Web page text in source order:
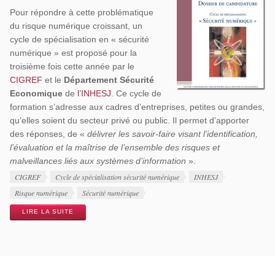
Pour répondre à cette problématique
du risque numérique croissant, un
cycle de spécialisation en « sécurité
numérique » est proposé pour la
troisième fois cette année par le
CIGREF et le Département Sécurité
Economiquede l’INHESJ. Ce cycle de
formation s’adresse aux cadres d’entreprises, petites ou grandes,
qu’elles soient du secteur privé ou public. Il permet d’apporter
des réponses, de « délivrer les savoir-faire visant l’identification,
l’évaluation et la maîtrise de l’ensemble des risques et
malveillances liés aux systèmes d’information ».
Étiquettes
CIGREF Cycle de spécialisation sécurité numérique
INHESJ
Risque numérique
Sécurité numérique
LIRE LA SUITE